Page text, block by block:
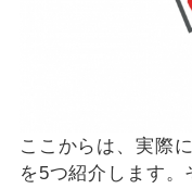
ここからは、実際
を5つ紹介します